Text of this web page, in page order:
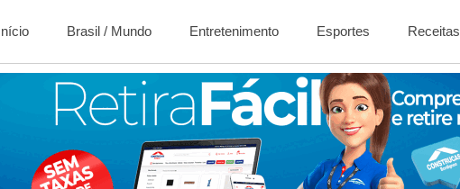
Brasil / Mundo Entretenimento Esportes Receitas